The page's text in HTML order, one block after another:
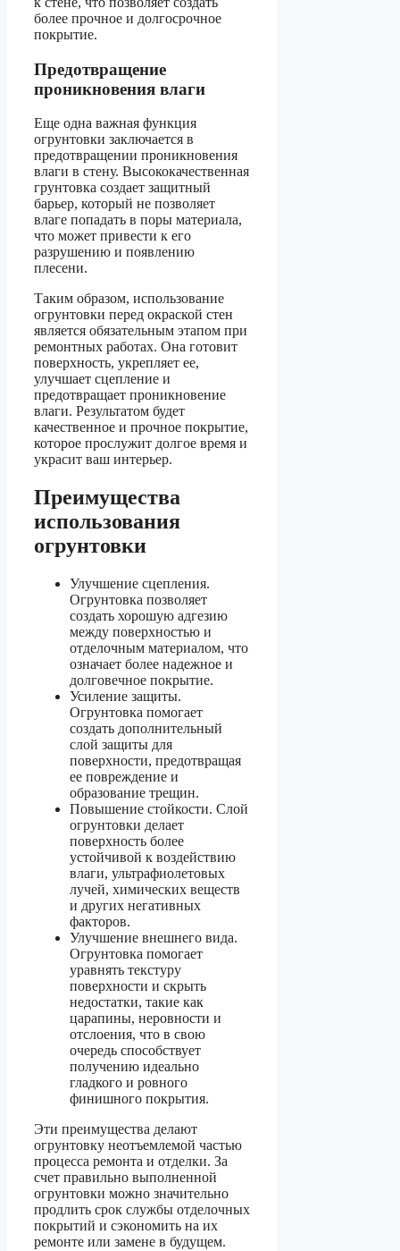
более прочное и долгосрочное
покрытие.
Предотвращение
проникновения влаги
Еще одна важная функция
огрунтовки заключается в
предотвращении проникновения
влаги в стену. Высококачественная
грунтовка создает защитный
барьер, который не позволяет
влаге попадать в поры материала,
что может привести к его
разрушению и появлению
плесени.
Таким образом, использование
огрунтовки перед окраской стен
является обязательным этапом при
ремонтных работах. Она готовит
поверхность, укрепляет ее,
улучшает сцепление и
предотвращает проникновение
влаги. Результатом будет
качественное и прочное покрытие,
которое прослужит долгое время и
украсит ваш интерьер.
Преимущества
использования
огрунтовки
Улучшение сцепления.
Огрунтовка позволяет
создать хорошую адгезию
между поверхностью и
отделочным материалом, что
означает более надежное и
долговечное покрытие.
Усиление защиты.
Огрунтовка помогает
создать дополнительный
слой защиты для
поверхности, предотвращая
ее повреждение и
образование трещин.
Повышение стойкости. Слой
огрунтовки делает
поверхность более
устойчивой к воздействию
влаги, ультрафиолетовых
лучей, химических веществ
и других негативных
факторов.
Улучшение внешнего вида.
Огрунтовка помогает
уравнять текстуру
поверхности и скрыть
недостатки, такие как
царапины, неровности и
отслоения, что в свою
очередь способствует
получению идеально
гладкого и ровного
финишного покрытия.
Эти преимущества делают
огрунтовку неотъемлемой частью
процесса ремонта и отделки. За
счет правильно выполненной
огрунтовки можно значительно
продлить срок службы отделочных
покрытий и сэкономить на их
ремонте или замене в будущем.